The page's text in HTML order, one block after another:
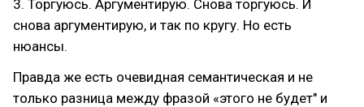
3. Торгуюсь. Аргументирую. Снова торгуюсь. И
снова аргументирую, и так по кругу. Но есть
нюансы.
Правда же есть очевидная семантическая и не
только разница между фразой «этого не будет" и